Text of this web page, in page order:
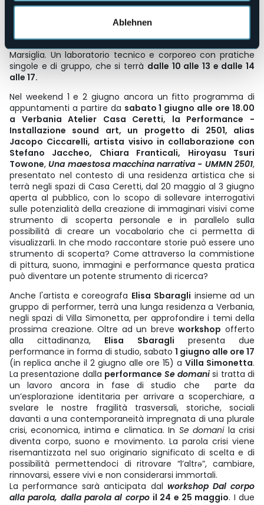
Ablehnen
ospiterà unlaboratorio di danza, movimento, colori e
simboli, a cura di Antonella Cavalcante e Massimiliano
all'origine dei propri blocchi con l'ausilio del Tarocco di
Marsiglia. Un laboratorio tecnico e corporeo con pratiche
singole e di gruppo, che si terrà dalle 10 alle 13 e dalle 14
alle 17.
Nel weekend 1 e 2 giugno ancora un fitto programma di
appuntamenti a partire da sabato 1 giugno alle ore 18.00
a Verbania Atelier Casa Ceretti, la Performance -
Installazione sound art, un progetto di 2501, alias
Jacopo Ciccarelli, artista visivo in collaborazione con
Stefano Jaccheo, Chiara Franticali, Hiroyasu Tsuri
Towone,Una maestosa macchina narrativa - UMMN 2501,
presentato nel contesto di una residenza artistica che si
terrà negli spazi di Casa Ceretti, dal 20 maggio al 3 giugno
aperta al pubblico, con lo scopo di sollevare interrogativi
sulle potenzialità della creazione di immaginari visivi come
strumento di scoperta personale e in parallelo sulla
possibilità di creare un vocabolario che ci permetta di
visualizzarli. In che modo raccontare storie può essere uno
strumento di scoperta? Come attraverso la commistione
di pittura, suono, immagini e performance questa pratica
può diventare un potente strumento di ricerca?
Anche l'artista e coreografa Elisa Sbaragli insieme ad un
gruppo di performer, terrà una lunga residenza a Verbania,
negli spazi di Villa Simonetta, per approfondire i temi della
prossima creazione. Oltre ad un breveworkshop offerto
alla cittadinanza, Elisa Sbaragli presenta due
performance in forma di studio, sabato 1 giugno alle ore 17
(in replica anche il 2 giugno alle ore 15) a Villa Simonetta.
La presentazione dalla performance Se domanisi tratta di
un lavoro ancora in fase di studio che parte da
un’esplorazione identitaria per arrivare a scoperchiare, a
svelare le nostre fragilità trasversali, storiche, sociali
davanti a una contemporaneità impregnata di una plurale
crisi, economica, intima e climatica. In Se domanila crisi
diventa corpo, suono e movimento. La parola crisi viene
risemantizzata nel suo originario significato di scelta e di
possibilità permettendoci di ritrovare “l’altrǝ”, cambiare,
rinnovarsi, essere vivi e non considerarsi immortali.
La performance sarà anticipata dal workshop Dal corpo
alla parola, dalla parola al corpo il 24 e 25 maggio. I due